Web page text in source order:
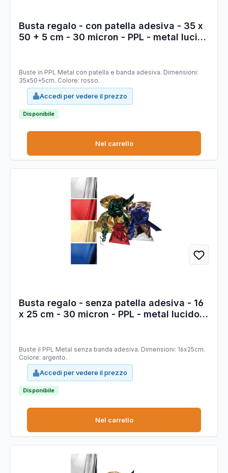
Busta regalo - con patella adesiva - 35 x
50 + 5 cm - 30 micron - PPL - metal lucido
Buste in PPL Metal con patella e banda adesiva. Dimensioni:
35x50+5cm. Colore: rosso.
Accedi per vedere il prezzo
Disponibile
Nel carrello
Busta regalo - senza patella adesiva - 16
x 25 cm - 30 micron - PPL - metal lucido -
Buste il PPL Metal senza banda adesiva. Dimensioni: 16x25cm.
Colore: argento.
Accedi per vedere il prezzo
Disponibile
Nel carrello